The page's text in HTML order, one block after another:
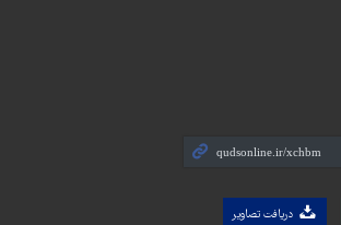
دریافت تصاویر